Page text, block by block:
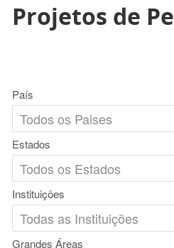
Projetos de
País
Estados
Instituições
Grandes Áreas